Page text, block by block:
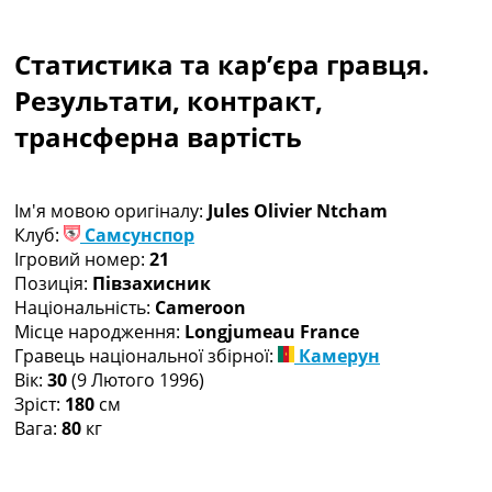
Чемпіонат Світу
Україна. Прем’єр-Ліга
Україна. Перша Ліга
Ліга Чемпіонів
Ще Турніри >>>
Таблиці
Чемпіонат Світу. Турнирні таблиці
Таблиця УПЛ
Перша Ліга
Таблиця АПЛ
Таблиця Ла Ліги
Таблиця Ліги Чемпіонів
Всі таблиці >>>
Рейтинги
Статистика та кар’єра гравця.
Результати, контракт,
трансферна вартість
Ім'я мовою оригіналу: Jules Olivier Ntcham
Клуб:
Самсунспор
Ігровий номер: 21
Позиція: Півзахисник
Національність: Cameroon
Місце народження: Longjumeau France
Гравець національної збірної:
Камерун
Вік: 30(9 Лютого 1996)
Зріст: 180 см
Вага: 80 кг